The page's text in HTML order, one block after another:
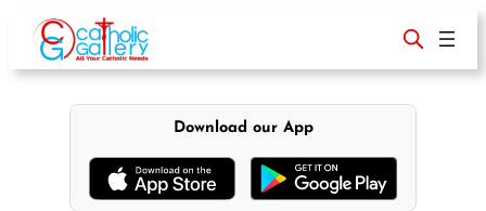
content
Download our App